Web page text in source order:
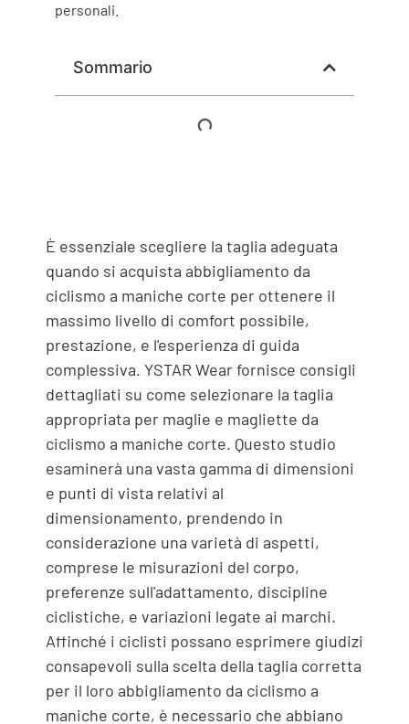
personali.
Sommario
È essenziale scegliere la taglia adeguata
quando si acquista abbigliamento da
ciclismo a maniche corte per ottenere il
massimo livello di comfort possibile,
prestazione, e l'esperienza di guida
complessiva. YSTAR Wear fornisce consigli
dettagliati su come selezionare la taglia
appropriata per maglie e magliette da
ciclismo a maniche corte. Questo studio
esaminerà una vasta gamma di dimensioni
e punti di vista relativi al
dimensionamento, prendendo in
considerazione una varietà di aspetti,
comprese le misurazioni del corpo,
preferenze sull'adattamento, discipline
ciclistiche, e variazioni legate ai marchi.
Affinché i ciclisti possano esprimere giudizi
consapevoli sulla scelta della taglia corretta
per il loro abbigliamento da ciclismo a
maniche corte, è necessario che abbiano